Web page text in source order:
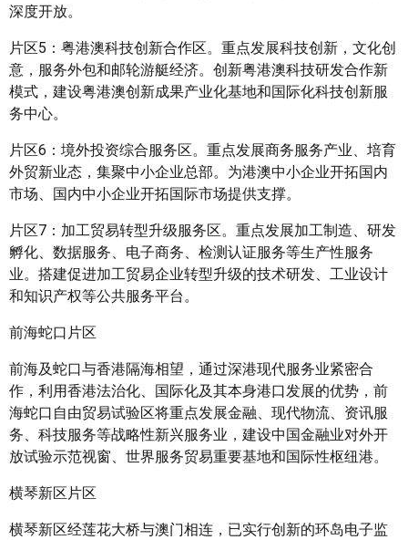
深度开放。
片区5：粤港澳科技创新合作区。重点发展科技创新，文化创
意，服务外包和邮轮游艇经济。创新粤港澳科技研发合作新
模式，建设粤港澳创新成果产业化基地和国际化科技创新服
务中心。
片区6：境外投资综合服务区。重点发展商务服务产业、培育
外贸新业态，集聚中小企业总部。为港澳中小企业开拓国内
市场、国内中小企业开拓国际市场提供支撑。
片区7：加工贸易转型升级服务区。重点发展加工制造、研发
孵化、数据服务、电子商务、检测认证服务等生产性服务
业。搭建促进加工贸易企业转型升级的技术研发、工业设计
和知识产权等公共服务平台。
前海蛇口片区
前海及蛇口与香港隔海相望，通过深港现代服务业紧密合
作，利用香港法治化、国际化及其本身港口发展的优势，前
海蛇口自由贸易试验区将重点发展金融、现代物流、资讯服
务、科技服务等战略性新兴服务业，建设中国金融业对外开
放试验示范视窗、世界服务贸易重要基地和国际性枢纽港。
横琴新区片区
横琴新区经莲花大桥与澳门相连，已实行创新的环岛电子监